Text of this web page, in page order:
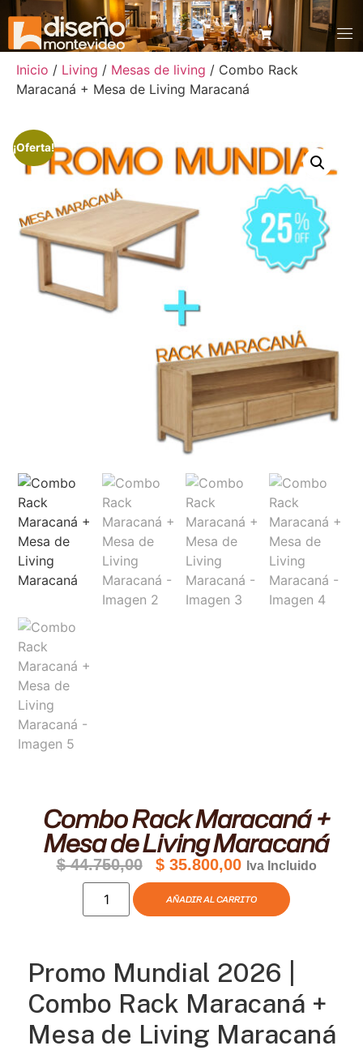
Inicio / Living / Mesas de living / Combo Rack
Maracaná + Mesa de Living Maracaná
¡Oferta!
Combo Rack Maracaná +
Mesa de Living Maracaná
$44.750,00 $35.800,00 Iva Incluido
AÑADIR AL CARRITO
Promo Mundial 2026 |
Combo Rack Maracaná +
Mesa de Living Maracaná